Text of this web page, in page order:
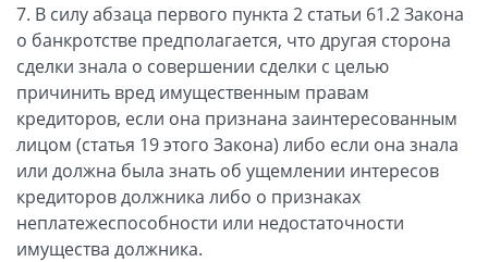
7. В силу абзаца первого пункта 2 статьи 61.2 Закона
о банкротстве предполагается, что другая сторона
сделки знала о совершении сделки с целью
причинить вред имущественным правам
кредиторов, если она признана заинтересованным
лицом (статья 19 этого Закона) либо если она знала
или должна была знать об ущемлении интересов
кредиторов должника либо о признаках
неплатежеспособности или недостаточности
имущества должника.